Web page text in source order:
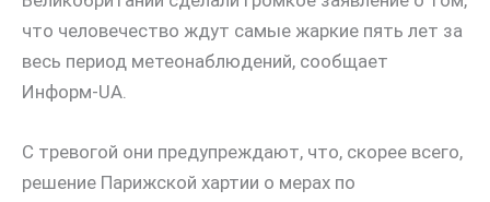
что человечество ждут самые жаркие пять лет за
весь период метеонаблюдений, сообщает
Информ-UA.
С тревогой они предупреждают, что, скорее всего,
решение Парижской хартии о мерах по